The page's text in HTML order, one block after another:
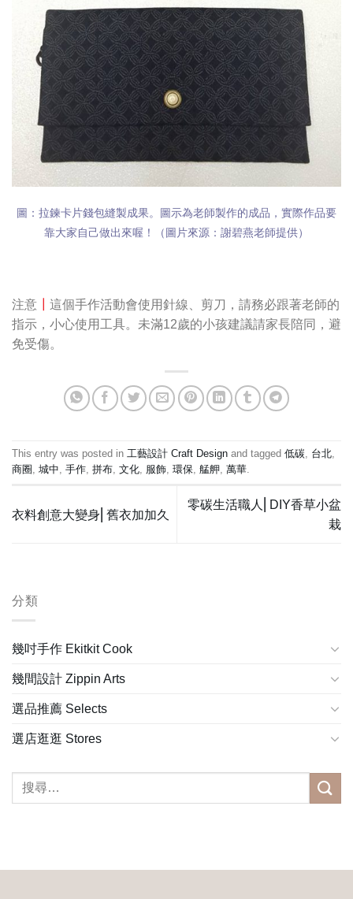
分類
幾吋手作 Ekitkit Cook
幾間設計 Zippin Arts
選品推薦 Selects
選店逛逛 Stores
圖：拉鍊卡片錢包縫製成果。圖示為老師製作的成品，實際作品要
靠大家自己做出來喔！（圖片來源：謝碧燕老師提供）
注意
這個手作活動會使用針線、剪刀，請務必跟著老師的
指示，小心使用工具。未滿12歲的小孩建議請家長陪同，避
免受傷。
This entry was posted in 工藝設計 Craft Design and tagged 低碳, 台北,
商圈 , 城中, 手作, 拼布, 文化, 服飾, 環保, 艋舺, 萬華.
衣料創意大變身⎢舊衣加加久
零碳生活職人⎢DIY香草小盆
栽